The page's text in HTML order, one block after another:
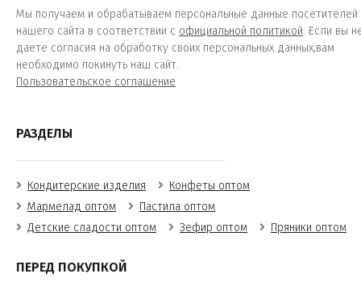
Мы получаем и обрабатываем персональные данные посетителей
нашего сайта в соответствии с официальной политикой. Если вы
даете согласия на обработку своих персональных данных,вам
необходимо покинуть наш сайт.
Пользовательское соглашение
РАЗДЕЛЫ
Кондитерские изделия
Конфеты оптом
Мармелад оптом
Пастила оптом
Детские сладости оптом
Зефир оптом Пряники оптом
ПЕРЕД ПОКУПКОЙ